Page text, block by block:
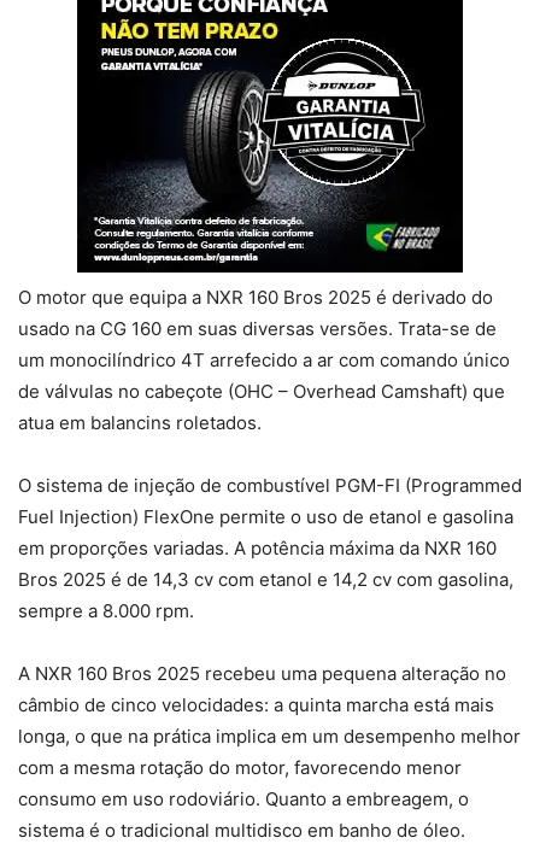
O motor que equipa a NXR 160 Bros 2025 é derivado do
usado na CG 160 em suas diversas versões. Trata-se de
um monocilíndrico 4T arrefecido a ar com comando único
de válvulas no cabeçote (OHC – Overhead Camshaft) que
atua em balancins roletados.
O sistema de injeção de combustível PGM-FI (Programmed
Fuel Injection) FlexOne permite o uso de etanol e gasolina
em proporções variadas. A potência máxima da NXR 160
Bros 2025 é de 14,3 cv com etanol e 14,2 cv com gasolina,
sempre a 8.000 rpm.
A NXR 160 Bros 2025 recebeu uma pequena alteração no
câmbio de cinco velocidades: a quinta marcha está mais
longa, o que na prática implica em um desempenho melhor
com a mesma rotação do motor, favorecendo menor
consumo em uso rodoviário. Quanto a embreagem, o
sistema é o tradicional multidisco em banho de óleo.